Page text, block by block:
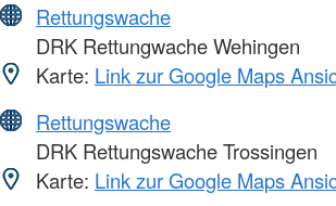
Rettungswache
DRK Rettungwache Wehingen
Karte: Link zur Google Maps
Rettungswache
DRK Rettungswache Trossingen
Karte: Link zur Google Maps